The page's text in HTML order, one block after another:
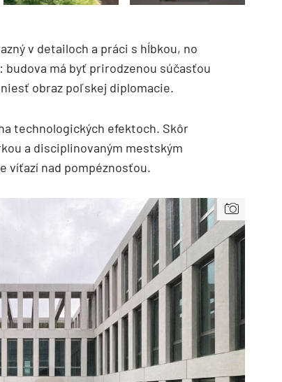
v detailoch a práci s hĺbkou, no
má byť prirodzenou súčasťou
obraz poľskej diplomacie.
technologických efektoch. Skôr
a disciplinovaným mestským
víťazí nad pompéznosťou.